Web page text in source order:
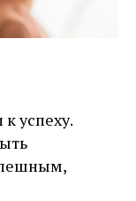
успеху.